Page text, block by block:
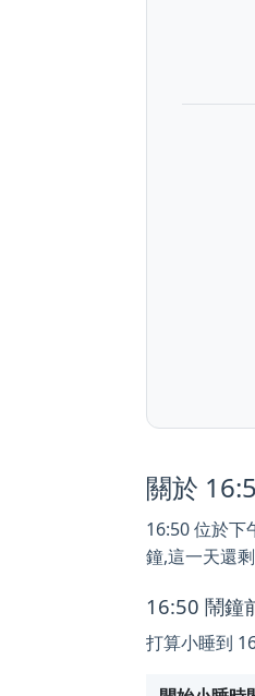
關於
16:50 位於下
鐘,這一天還
16:50 鬧鐘
打算小睡到